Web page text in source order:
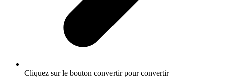
Cliquez sur le bouton convertir pour convertir